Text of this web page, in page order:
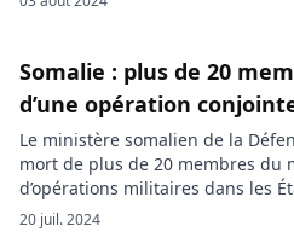
Somalie : plus de 20
d’une opération
Le ministère somalien de la
mort de plus de 20 membres du
d’opérations militaires dans les
Hirshabelle. Le ministère
par l’intermédiaire de son porte-
20 juil. 2024